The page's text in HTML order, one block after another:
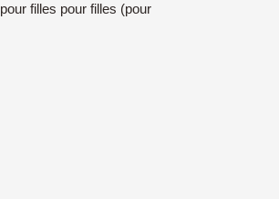
filles pour filles (pour